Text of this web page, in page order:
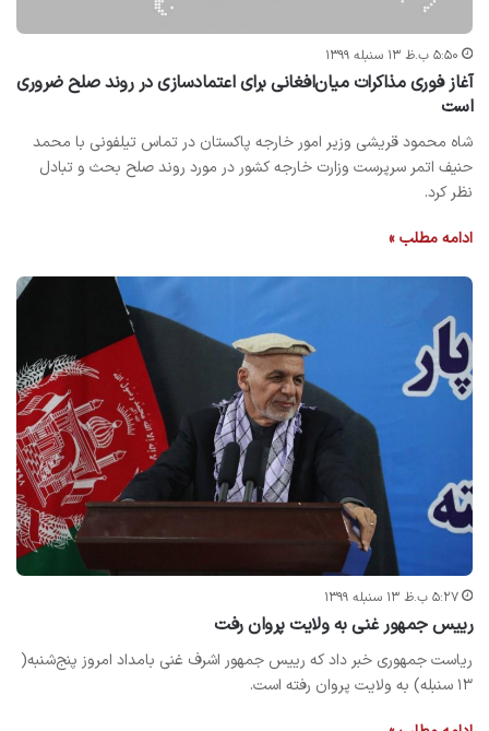
۵:۵۰ ب.ظ ۱۳ سنبله ۱۳۹۹
آغاز فوری مذاکرات میان‌افغانی برای اعتمادسازی در روند صلح ضروری
است
شاه محمود قریشی وزیر امور خارجه پاکستان در تماس تیلفونی با محمد
حنیف اتمر سرپرست وزارت خارجه کشور در مورد روند صلح بحث و تبادل
نظر کرد.
ادامه مطلب »
۵:۲۷ ب.ظ ۱۳ سنبله ۱۳۹۹
رییس جمهور غنی به ولایت پروان رفت
ریاست جمهوری خبر داد که رییس‌ جمهور اشرف غنی بامداد امروز پنج‌شنبه(
۱۳ سنبله) به ولایت پروان رفته است.